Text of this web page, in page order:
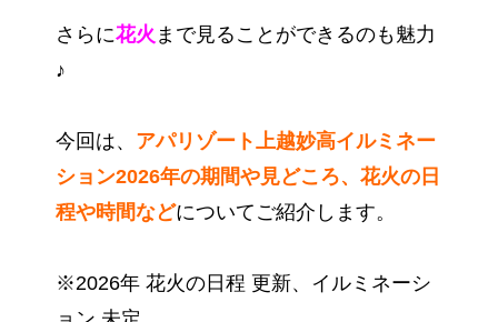
さらに花火 まで見ることができるのも魅力
♪
今回は、 アパリゾート上越妙高イルミネー
ション2026年の期間や見どころ、花火の日
程や時間などについてご紹介します。
※2026年 花火の日程 更新、イルミネーシ